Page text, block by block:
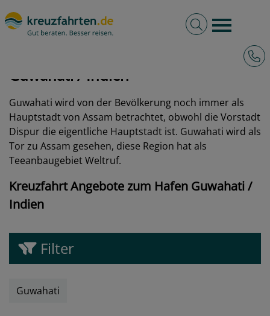
Burger
Volltextsuche
Guwahati / Indien
Guwahati wird von der Bevölkerung noch immer als
Hauptstadt von Assam betrachtet, obwohl die Vorstadt
Dispur die eigentliche Hauptstadt ist. Guwahati wird als
Tor zu Assam gesehen, diese Region hat als
Teeanbaugebiet Weltruf.
Kreuzfahrt Angebote zum Hafen Guwahati /
Indien
Filter
Guwahati